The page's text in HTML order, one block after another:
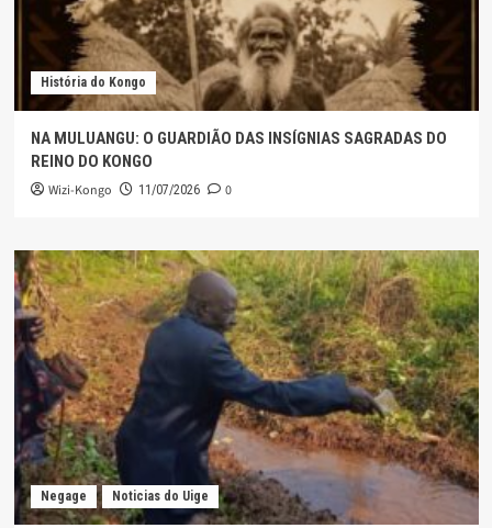
História do Kongo
NA MULUANGU: O GUARDIÃO DAS INSÍGNIAS SAGRADAS DO
REINO DO KONGO
Wizi-Kongo 11/07/2026 0
Negage Noticias do Uige